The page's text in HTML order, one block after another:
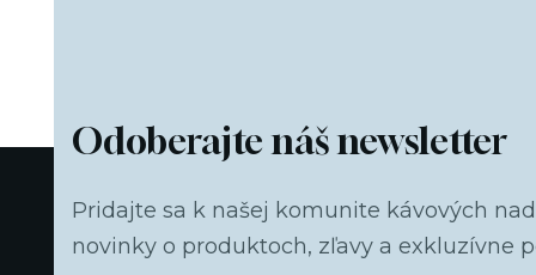
Odoberajte náš newsletter
Pridajte sa k našej komunite kávových
novinky o produktoch, zľavy a exkluzívne